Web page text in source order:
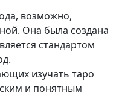
возможно,
Она была создана
стандартом
изучать таро
и понятным